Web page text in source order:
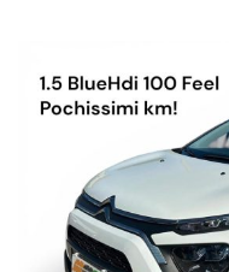
DIGITA SU GOOGLE -
SIAMO…
SE CERCHI L’USATO
HAI TROVATO
UNICO PROPRIETARIO…
POCHISSIMI KM